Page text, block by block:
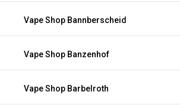
Vape Shop Bannberscheid
Vape Shop Banzenhof
Vape Shop Barbelroth